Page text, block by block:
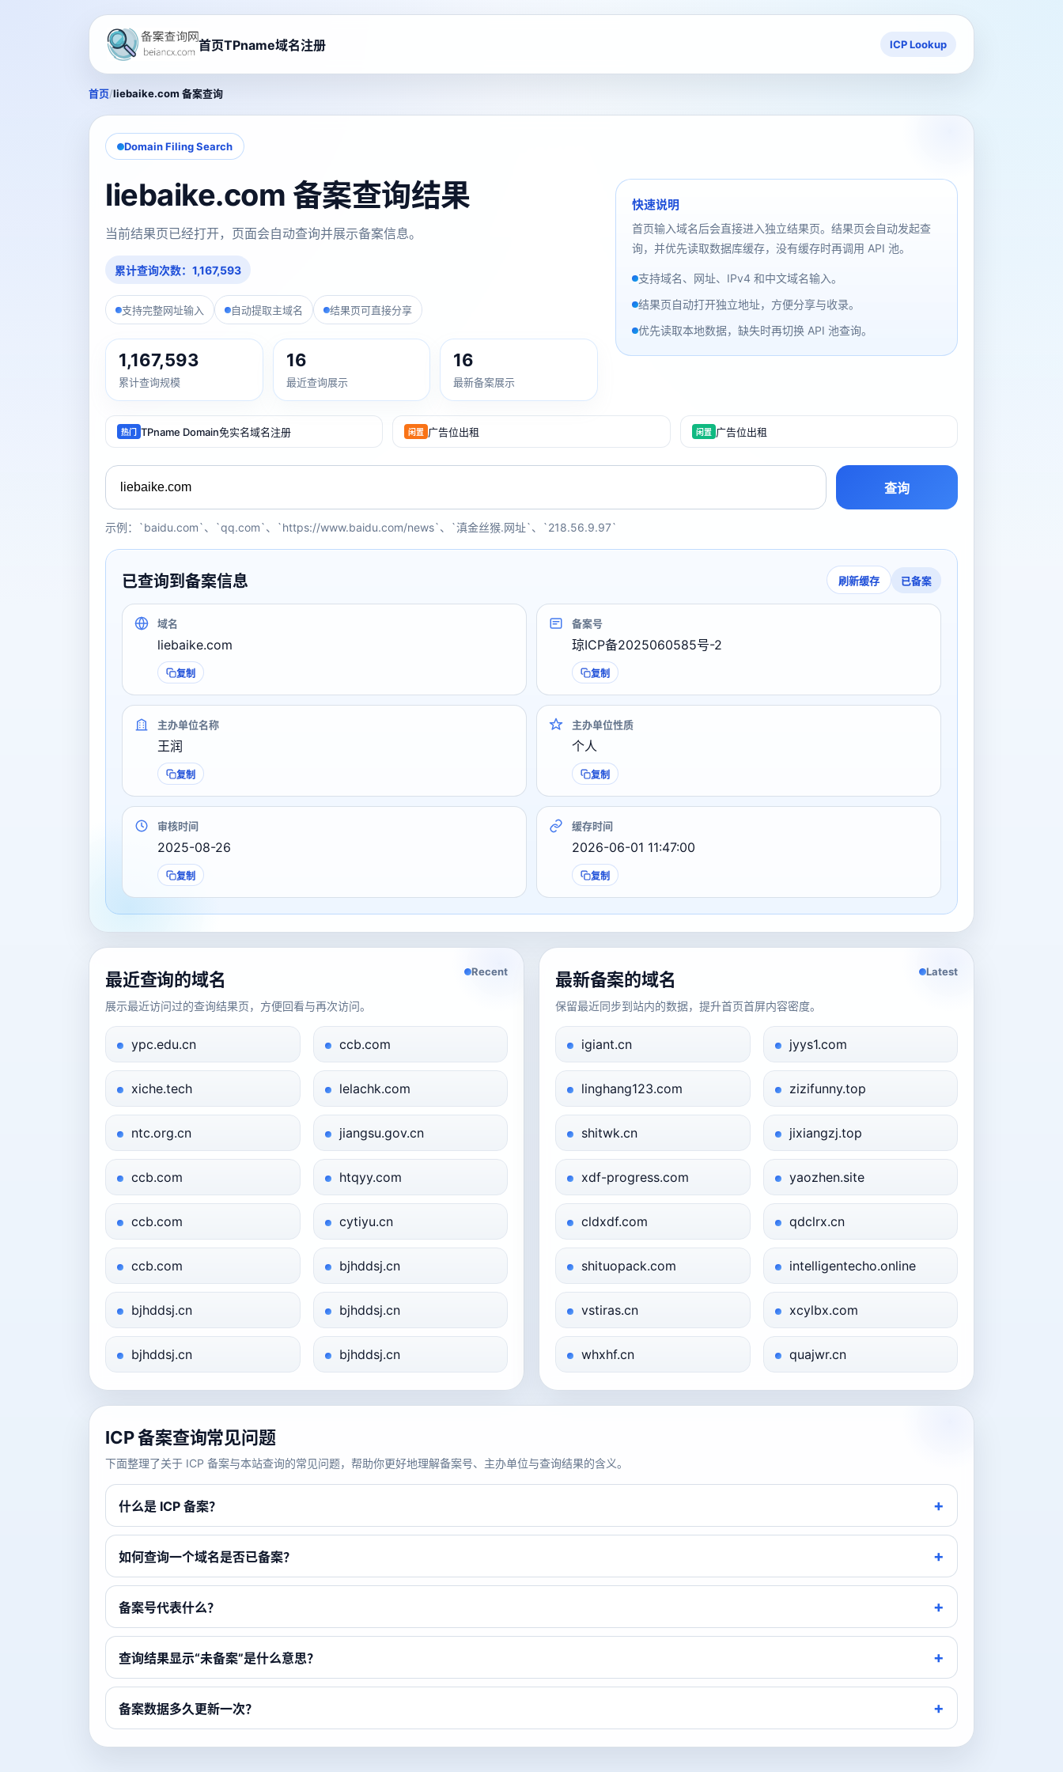
首页TPname域名注册 ICP Lookup
首页/liebaike.com 备案查询
Domain Filing Search
liebaike.com 备案查询结果
当前结果页已经打开，页面会自动查询并展示备案信息。
累计查询次数：1,167,593
支持完整网址输入 自动提取主域名 结果页可直接分享
1,167,593
累计查询规模
16
最近查询展示
16
最新备案展示
快速说明
首页输入域名后会直接进入独立结果页。结果页会自动发起查
询，并优先读取数据库缓存，没有缓存时再调用 API 池。
支持域名、网址、IPv4 和中文域名输入。
结果页自动打开独立地址，方便分享与收录。
优先读取本地数据，缺失时再切换 API 池查询。
热门 TPname Domain免实名域名注册 闲置 广告位出租 闲置 广告位出租
查询
示例：`baidu.com`、`qq.com`、`https://www.baidu.com/news`、`滇金丝猴.网址`、`218.56.9.97`
已查询到备案信息 刷新缓存 已备案
域名
liebaike.com
复制
备案号
琼ICP备2025060585号-2
复制
主办单位名称
王润
复制
主办单位性质
个人
复制
审核时间
2025-08-26
复制
缓存时间
2026-06-01 11:47:00
复制
最近查询的域名
展示最近访问过的查询结果页，方便回看与再次访问。
Recent
ypc.edu.cn ccb.com
xiche.tech lelachk.com
ntc.org.cn jiangsu.gov.cn
ccb.com htqyy.com
ccb.com cytiyu.cn
ccb.com bjhddsj.cn
bjhddsj.cn bjhddsj.cn
bjhddsj.cn bjhddsj.cn
最新备案的域名
保留最近同步到站内的数据，提升首页首屏内容密度。
Latest
igiant.cn jyys1.com
linghang123.com zizifunny.top
shitwk.cn jixiangzj.top
xdf-progress.com yaozhen.site
cldxdf.com qdclrx.cn
shituopack.com intelligentecho.online
vstiras.cn xcylbx.com
whxhf.cn quajwr.cn
ICP 备案查询常见问题
下面整理了关于 ICP 备案与本站查询的常见问题，帮助你更好地理解备案号、主办单位与查询结果的含义。
什么是 ICP 备案？
如何查询一个域名是否已备案？
备案号代表什么？
查询结果显示“未备案”是什么意思？
备案数据多久更新一次？